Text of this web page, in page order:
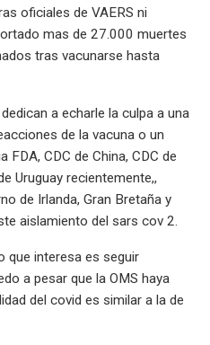
oficiales de VAERS ni
mas de 27.000 muertes
tras vacunarse hasta
a echarle la culpa a una
de la vacuna o un
FDA, CDC de China, CDC de
Uruguay recientemente,,
de Irlanda, Gran Bretaña y
aislamiento del sars cov 2.
que interesa es seguir
a pesar que la OMS haya
del covid es similar a la de